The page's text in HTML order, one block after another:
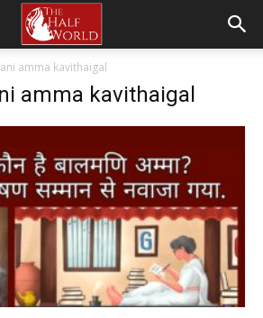
amma kavithaigal
amma kavithaigal